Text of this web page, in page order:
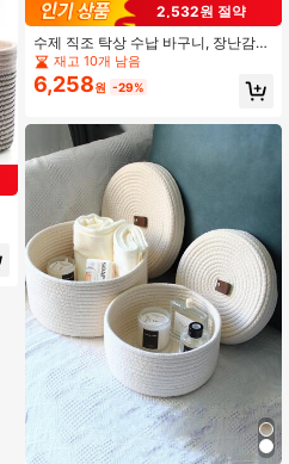
2,532원 절약
수제 직조 탁상 수납 바구니, 장난감
정리함, 간식 화장품 바구니, 현관 리
모컨 상자, 홈 데코, 명절 선물 바구니,
개학용
재고 10개 남음
6,258원 -29%